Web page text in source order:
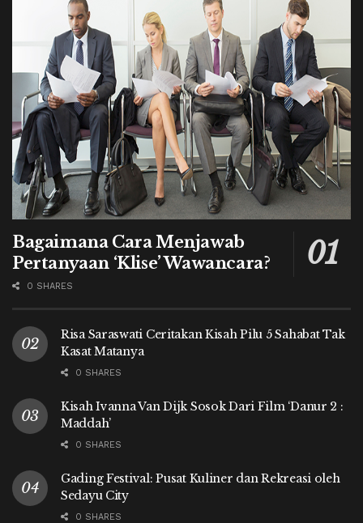
Bagaimana Cara Menjawab
Pertanyaan ‘Klise’ Wawancara?
0 SHARES
Risa Saraswati Ceritakan Kisah Pilu 5 Sahabat Tak
Kasat Matanya
0 SHARES
Kisah Ivanna Van Dijk Sosok Dari Film ‘Danur 2 :
Maddah’
0 SHARES
Gading Festival: Pusat Kuliner dan Rekreasi oleh
Sedayu City
0 SHARES